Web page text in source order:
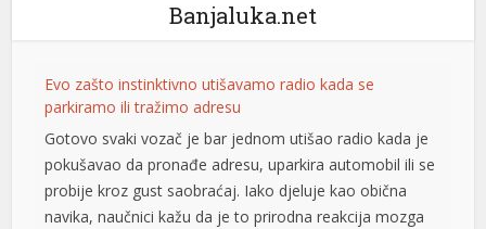
Banjaluka.net
Evo zašto instinktivno utišavamo radio kada se
parkiramo ili tražimo adresu
Gotovo svaki vozač je bar jednom utišao radio kada je
pokušavao da pronađe adresu, uparkira automobil ili se
probije kroz gust saobraćaj. Iako djeluje kao obična
navika, naučnici kažu da je to prirodna reakcija mozga